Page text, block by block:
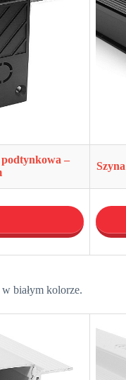
podtynkowa –
białym kolorze.